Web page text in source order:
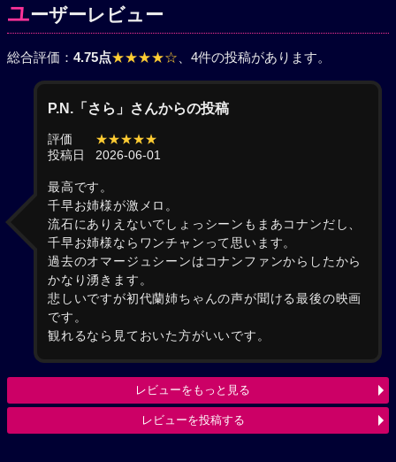
ユーザーレビュー
総合評価： 4.75点★★★★☆ 、4件の投稿があります。
P.N.「さら」さんからの投稿
評価
★★★★★
投稿日
2026-06-01
最高です。
千早お姉様が激メロ。
流石にありえないでしょっシーンもまあコナンだし、
千早お姉様ならワンチャンって思います。
過去のオマージュシーンはコナンファンからしたから
かなり湧きます。
悲しいですが初代蘭姉ちゃんの声が聞ける最後の映画
です。
観れるなら見ておいた方がいいです。
レビューをもっと見る
レビューを投稿する